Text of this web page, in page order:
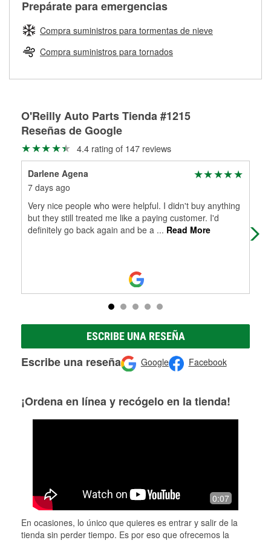
Herramientas de O'Reilly
para reparar el sistema hidráulico de tu maquinaria
agrícola o de construcción.
Más información acerca del servicio de mezcla de pintura
de O'Reilly
traigas tus partes de frenos, nuestros profesionales
medirán tus tambores o discos para determinar si pueden
ser rectificados con seguridad. Si tus tambores o discos no
pueden ser reutilizados, podemos ayudarte a encontrar las
partes de reemplazo correctas para tu reparación.
Rectificación de tambores y discos de freno
Prepárate para emergencias
Compra suministros para tormentas de nieve
Compra suministros para tornados
O'Reilly Auto Parts Tienda #1215
Reseñas de Google
4.4 rating of 147 reviews
Darlene Agena
7 days ago
Very nice people who were helpful. I didn't buy anything
but they still treated me like a paying customer. I'd
definitely go back again and be a ... Read More
ESCRIBE UNA RESEÑA
Escribe una reseña Google Facebook
¡Ordena en línea y recógelo en la tienda!
0:07
En ocasiones, lo único que quieres es entrar y salir de la
tienda sin perder tiempo. Es por eso que ofrecemos la